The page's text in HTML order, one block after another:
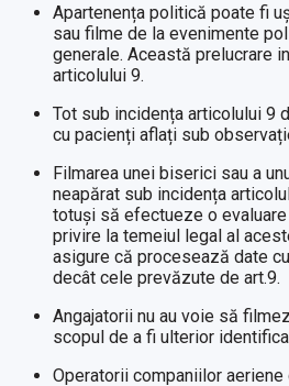
Apartenența politică poate fi
sau filme de la evenimente
generale. Această prelucrare
articolului 9.
Tot sub incidența articolului 9
cu pacienți aflați sub
Filmarea unei biserici sau a
neapărat sub incidența
totuși să efectueze o
privire la temeiul legal al
asigure că procesează date
decât cele prevăzute de art.9.
Angajatorii nu au voie să
scopul de a fi ulterior
Operatorii companiilor aeriene